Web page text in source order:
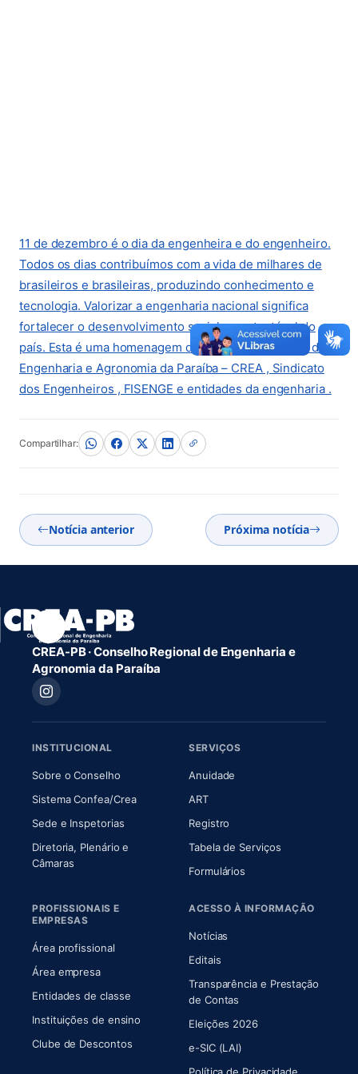
11 de dezembro é o dia da engenheira e do engenheiro.
Todos os dias contribuímos com a vida de milhares de
brasileiros e brasileiras, produzindo conhecimento e
tecnologia. Valorizar a engenharia nacional significa
fortalecer o desenvolvimento social e sustentável do
país. Esta é uma homenagem do Conselho Regional de
Engenharia e Agronomia da Paraíba – CREA , Sindicato
dos Engenheiros , FISENGE e entidades da engenharia .
Compartilhar:
Notícia anterior Próxima notícia
CREA-PB · Conselho Regional de Engenharia e
Agronomia da Paraíba
INSTITUCIONAL
Sobre o Conselho(abre em nova aba)
Sistema Confea/Crea(abre em nova aba)
Sede e Inspetorias
Diretoria, Plenário e
Câmaras(abre em nova aba)
SERVIÇOS
Anuidade
ART(abre em nova aba)
Registro
Tabela de Serviços
Formulários
PROFISSIONAIS E
EMPRESAS
Área profissional
Área empresa
Entidades de classe
Instituições de ensino
Clube de Descontos
ACESSO À INFORMAÇÃO
Notícias
Editais
Transparência e Prestação
de Contas
Eleições 2026
e-SIC (LAI)